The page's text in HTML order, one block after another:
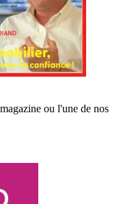
ou l'une de nos